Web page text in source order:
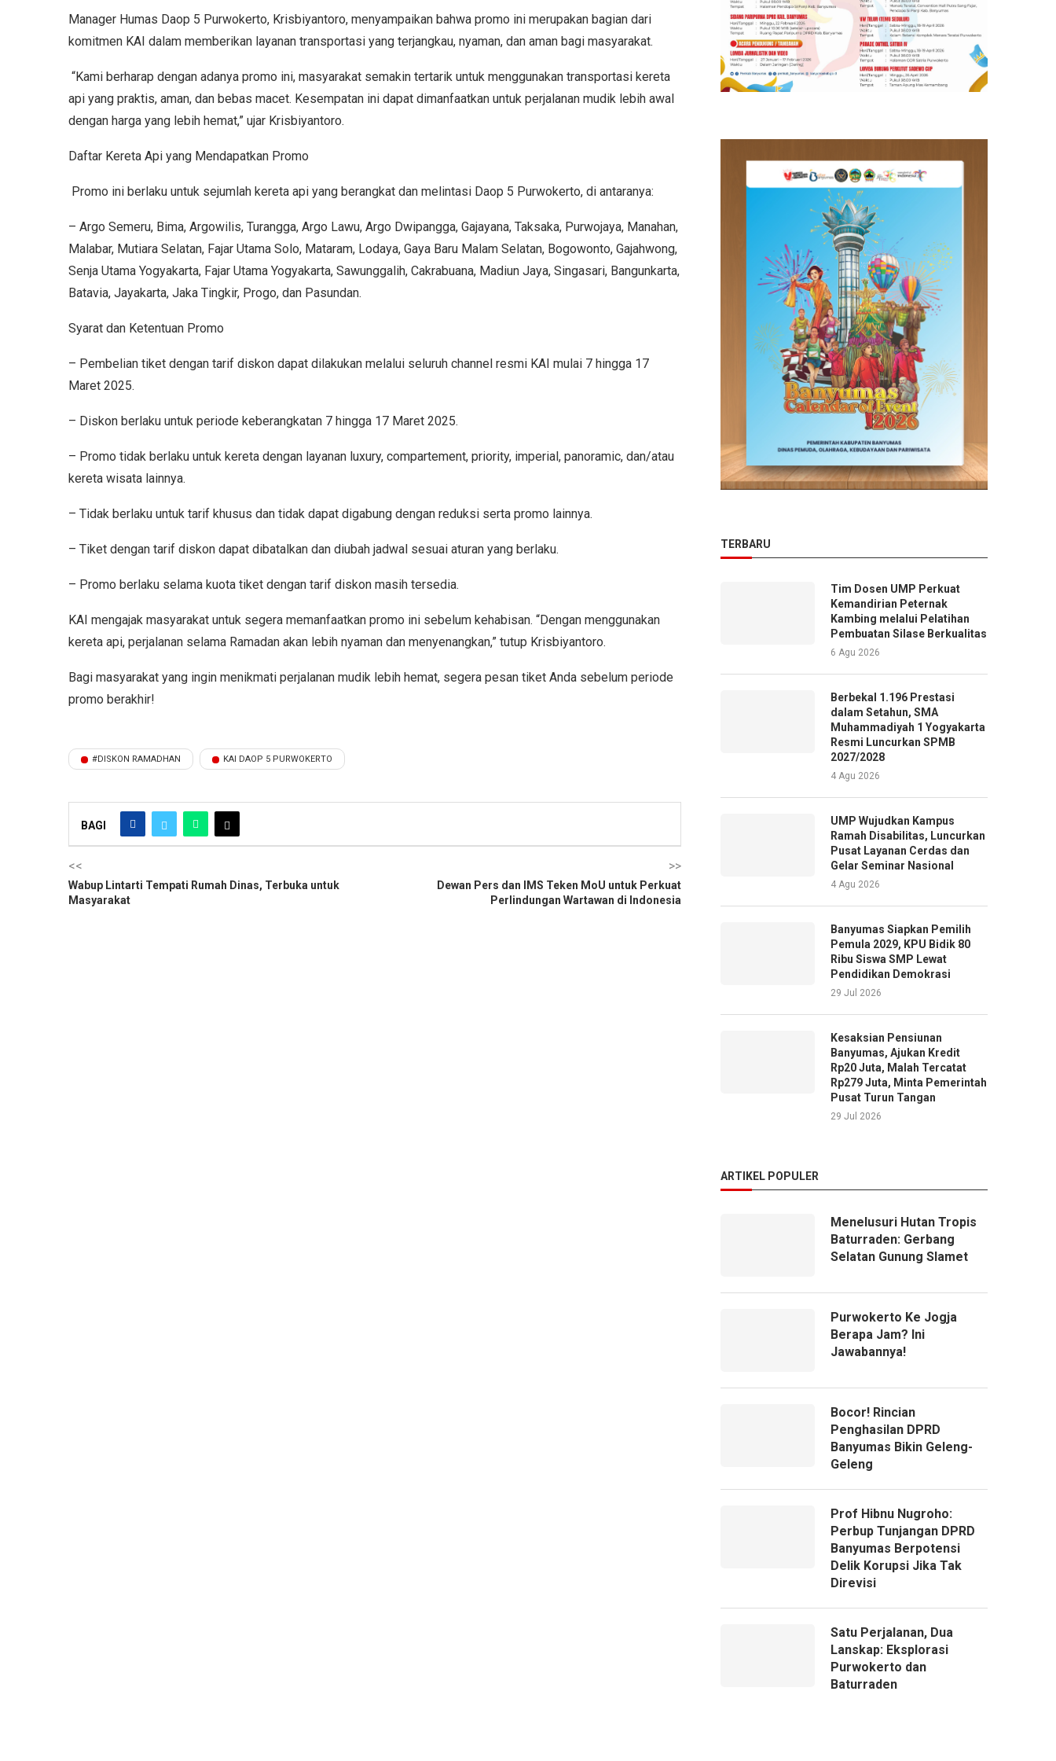
Manager Humas Daop 5 Purwokerto, Krisbiyantoro, menyampaikan bahwa promo ini merupakan bagian dari
komitmen KAI dalam memberikan layanan transportasi yang terjangkau, nyaman, dan aman bagi masyarakat.
“Kami berharap dengan adanya promo ini, masyarakat semakin tertarik untuk menggunakan transportasi kereta
api yang praktis, aman, dan bebas macet. Kesempatan ini dapat dimanfaatkan untuk perjalanan mudik lebih awal
dengan harga yang lebih hemat,” ujar Krisbiyantoro.
Daftar Kereta Api yang Mendapatkan Promo
Promo ini berlaku untuk sejumlah kereta api yang berangkat dan melintasi Daop 5 Purwokerto, di antaranya:
– Argo Semeru, Bima, Argowilis, Turangga, Argo Lawu, Argo Dwipangga, Gajayana, Taksaka, Purwojaya, Manahan,
Malabar, Mutiara Selatan, Fajar Utama Solo, Mataram, Lodaya, Gaya Baru Malam Selatan, Bogowonto, Gajahwong,
Senja Utama Yogyakarta, Fajar Utama Yogyakarta, Sawunggalih, Cakrabuana, Madiun Jaya, Singasari, Bangunkarta,
Batavia, Jayakarta, Jaka Tingkir, Progo, dan Pasundan.
Syarat dan Ketentuan Promo
– Pembelian tiket dengan tarif diskon dapat dilakukan melalui seluruh channel resmi KAI mulai 7 hingga 17
Maret 2025.
– Diskon berlaku untuk periode keberangkatan 7 hingga 17 Maret 2025.
– Promo tidak berlaku untuk kereta dengan layanan luxury, compartement, priority, imperial, panoramic, dan/atau
kereta wisata lainnya.
– Tidak berlaku untuk tarif khusus dan tidak dapat digabung dengan reduksi serta promo lainnya.
– Tiket dengan tarif diskon dapat dibatalkan dan diubah jadwal sesuai aturan yang berlaku.
– Promo berlaku selama kuota tiket dengan tarif diskon masih tersedia.
KAI mengajak masyarakat untuk segera memanfaatkan promo ini sebelum kehabisan. “Dengan menggunakan
kereta api, perjalanan selama Ramadan akan lebih nyaman dan menyenangkan,” tutup Krisbiyantoro.
Bagi masyarakat yang ingin menikmati perjalanan mudik lebih hemat, segera pesan tiket Anda sebelum periode
promo berakhir!
#DISKON RAMADHAN KAI DAOP 5 PURWOKERTO
BAGI
<<
Wabup Lintarti Tempati Rumah Dinas, Terbuka untuk
Masyarakat
>>
Dewan Pers dan IMS Teken MoU untuk Perkuat
Perlindungan Wartawan di Indonesia
TERBARU
Tim Dosen UMP Perkuat
Kemandirian Peternak
Kambing melalui Pelatihan
Pembuatan Silase Berkualitas
6 Agu 2026
Berbekal 1.196 Prestasi
dalam Setahun, SMA
Muhammadiyah 1 Yogyakarta
Resmi Luncurkan SPMB
2027/2028
4 Agu 2026
UMP Wujudkan Kampus
Ramah Disabilitas, Luncurkan
Pusat Layanan Cerdas dan
Gelar Seminar Nasional
4 Agu 2026
Banyumas Siapkan Pemilih
Pemula 2029, KPU Bidik 80
Ribu Siswa SMP Lewat
Pendidikan Demokrasi
29 Jul 2026
Kesaksian Pensiunan
Banyumas, Ajukan Kredit
Rp20 Juta, Malah Tercatat
Rp279 Juta, Minta Pemerintah
Pusat Turun Tangan
29 Jul 2026
ARTIKEL POPULER
Menelusuri Hutan Tropis
Baturraden: Gerbang
Selatan Gunung Slamet
Purwokerto Ke Jogja
Berapa Jam? Ini
Jawabannya!
Bocor! Rincian
Penghasilan DPRD
Banyumas Bikin Geleng-
Geleng
Prof Hibnu Nugroho:
Perbup Tunjangan DPRD
Banyumas Berpotensi
Delik Korupsi Jika Tak
Direvisi
Satu Perjalanan, Dua
Lanskap: Eksplorasi
Purwokerto dan
Baturraden